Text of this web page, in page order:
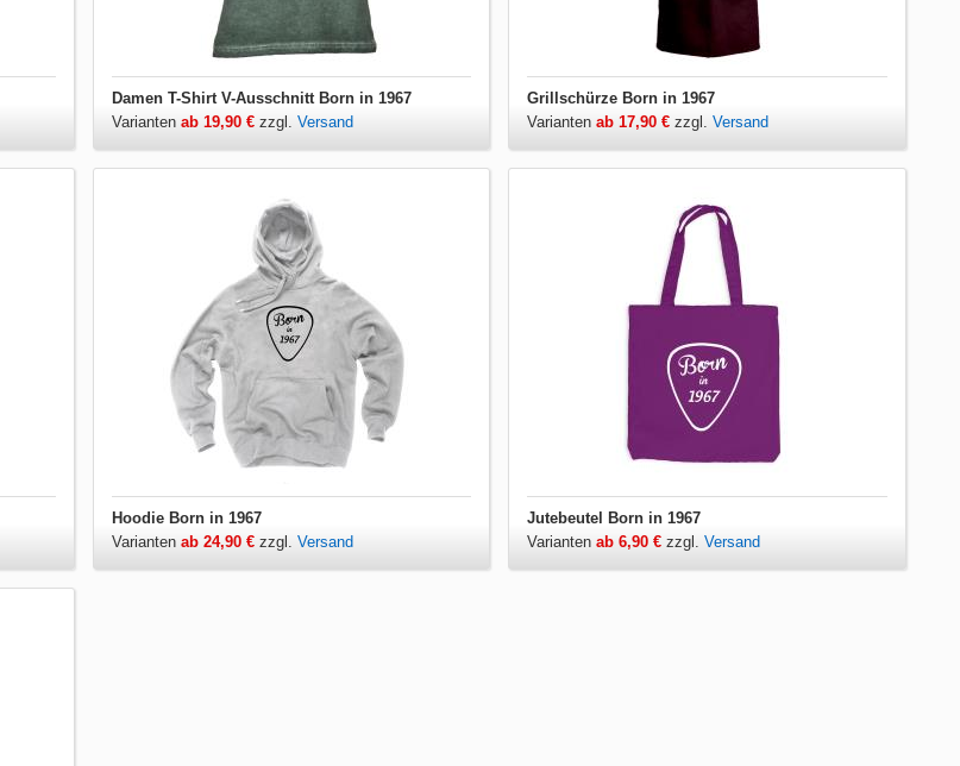
Damen T-Shirt V-Ausschnitt Born in 1967
Varianten ab 19,90 €zzgl. Versand
Grillschürze Born in 1967
Variantenab 17,90 € zzgl.Versand
Hoodie Born in 1967
Varianten ab 24,90 €zzgl. Versand
Jutebeutel Born in 1967
Variantenab 6,90 € zzgl.Versand